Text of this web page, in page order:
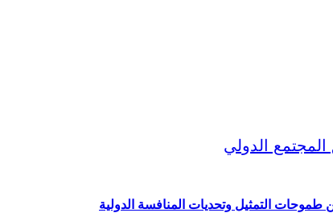
طموحات التمثيل وتحديات المنافسة الدولية